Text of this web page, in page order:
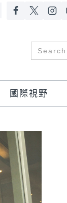
Search
for:
國際視野